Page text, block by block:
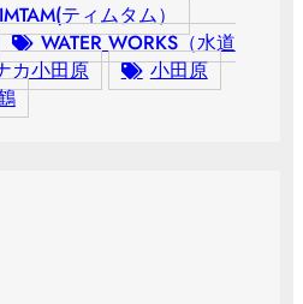
ティムタム）
WATER WORKS（水道
カ小田原
小田原